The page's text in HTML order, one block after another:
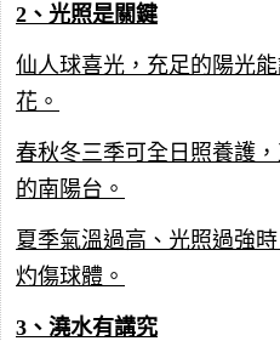
2、光照是關鍵
仙人球喜光，充足的陽光
花。
春秋冬三季可全日照養護
的南陽台。
夏季氣溫過高、光照過強
灼傷球體。
3、澆水有講究